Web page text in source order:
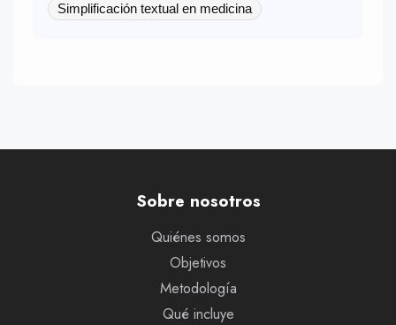
Simplificación textual en medicina
Sobre nosotros
Quiénes somos
Objetivos
Metodología
Qué incluye